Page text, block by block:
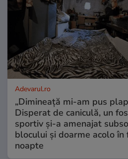
Adevarul.ro
„Dimineață mi-am pus
Disperat de caniculă, un
sportiv și-a amenajat
blocului și doarme acolo în
noapte